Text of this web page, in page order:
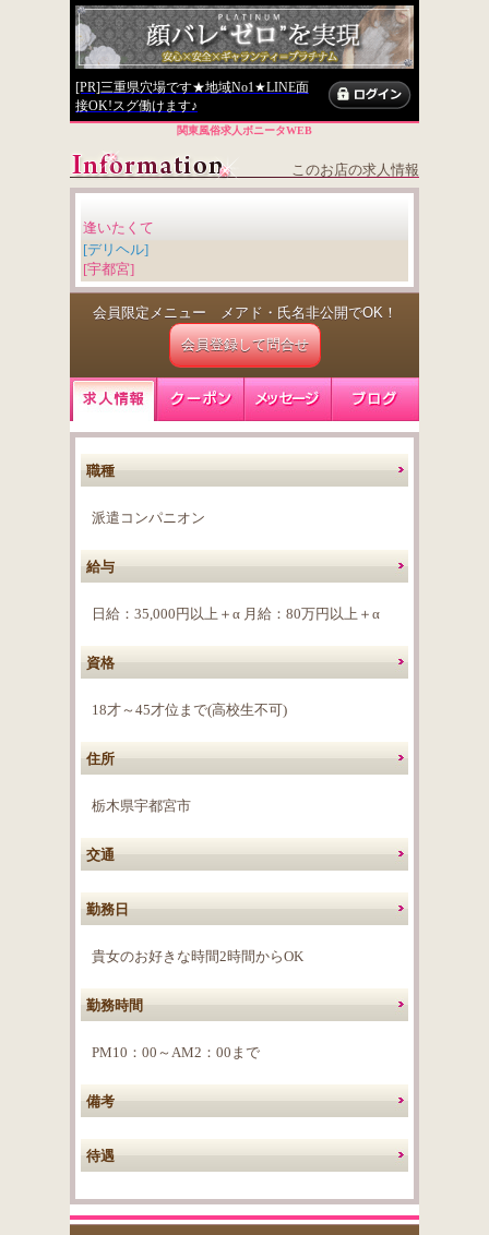
[PR]三重県穴場です★地域No1★LINE面
接OK!スグ働けます♪
関東風俗求人ボニータWEB
このお店の求人情報
逢いたくて
[デリヘル]
[宇都宮]
会員限定メニュー メアド・氏名非公開でOK！
会員登録して問合せ
職種
派遣コンパニオン
給与
日給：35,000円以上＋α 月給：80万円以上＋α
資格
18才～45才位まで(高校生不可)
住所
栃木県宇都宮市
交通
勤務日
貴女のお好きな時間2時間からOK
勤務時間
PM10：00～AM2：00まで
備考
待遇